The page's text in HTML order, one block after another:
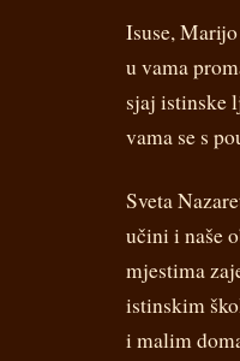
Isuse,
u vama
sjaj istinske
vama se s
Sveta
učini i naše
mjestima
istinskim
i malim